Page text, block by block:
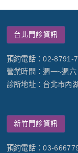
台北門診資訊
預約電話：02-8791-
營業時間：週一~週
診所地址：台北市內
新竹門診資訊
預約電話：03-